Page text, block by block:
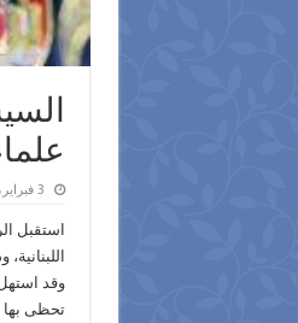
3 فبراير، 2015
استقبل
وقد
تحظى بها